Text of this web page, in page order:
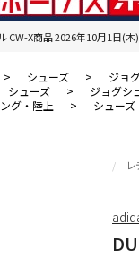
CW-X商品 2026年10月1日(
> シューズ > ジョ
シューズ > ジョグシ
グ・陸上 > シューズ